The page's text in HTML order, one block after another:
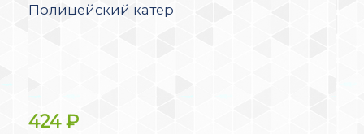
Полицейский катер
424₽